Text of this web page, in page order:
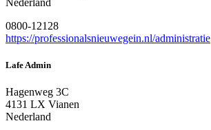
0800-12128
https://professionalsnieuwegein.nl/administratie
Lafe Admin
Hagenweg 3C
4131 LX Vianen
Nederland